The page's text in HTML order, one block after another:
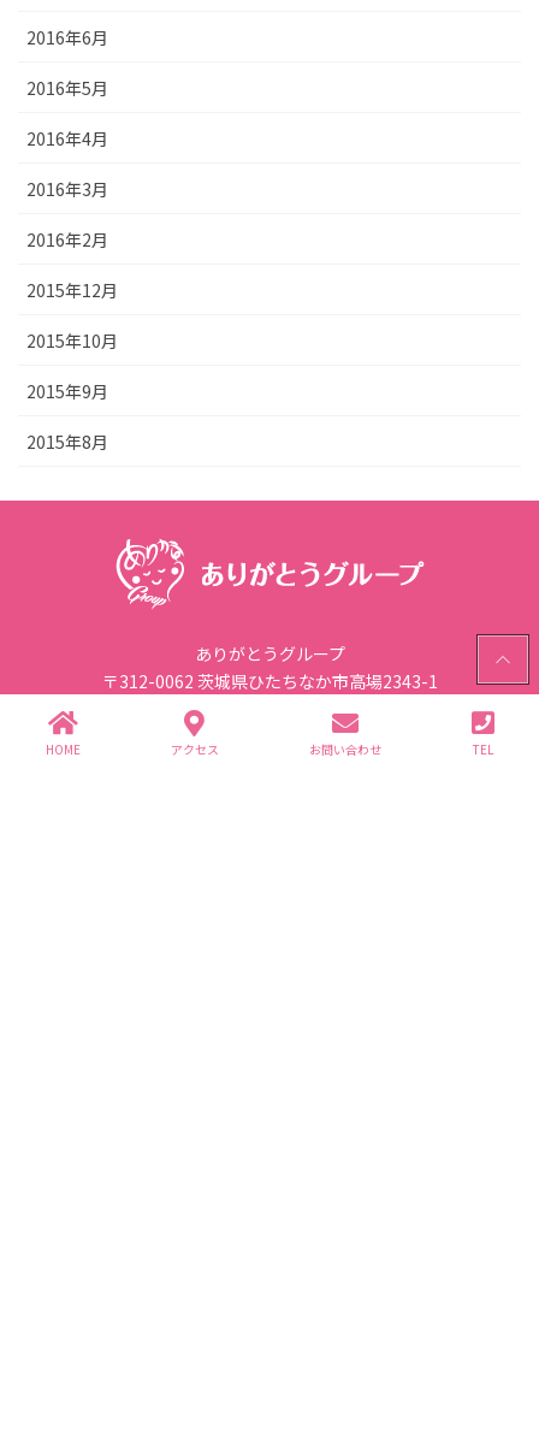
2016年6月
2016年5月
2016年4月
2016年3月
2016年2月
2015年12月
2015年10月
2015年9月
2015年8月
ありがとうグループ
〒312-0062 茨城県ひたちなか市高場2343-1
TEL.029-352-2755(代)
HOME アクセス お問い合わせ TEL